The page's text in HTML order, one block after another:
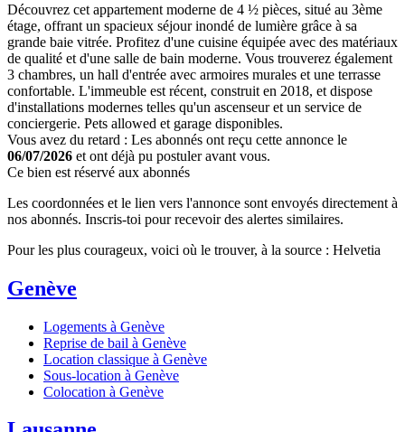
Découvrez cet appartement moderne de 4 ½ pièces, situé au 3ème
étage, offrant un spacieux séjour inondé de lumière grâce à sa
grande baie vitrée. Profitez d'une cuisine équipée avec des matériaux
de qualité et d'une salle de bain moderne. Vous trouverez également
3 chambres, un hall d'entrée avec armoires murales et une terrasse
confortable. L'immeuble est récent, construit en 2018, et dispose
d'installations modernes telles qu'un ascenseur et un service de
conciergerie. Pets allowed et garage disponibles.
Vous avez du retard : Les abonnés ont reçu cette annonce le
06/07/2026 et ont déjà pu postuler avant vous.
Ce bien est réservé aux abonnés
Les coordonnées et le lien vers l'annonce sont envoyés directement à
nos abonnés. Inscris-toi pour recevoir des alertes similaires.
Pour les plus courageux, voici où le trouver, à la source : Helvetia
Genève
Logements à Genève
Reprise de bail à Genève
Location classique à Genève
Sous-location à Genève
Colocation à Genève